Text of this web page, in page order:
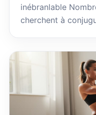
inébranlable
cherchent à